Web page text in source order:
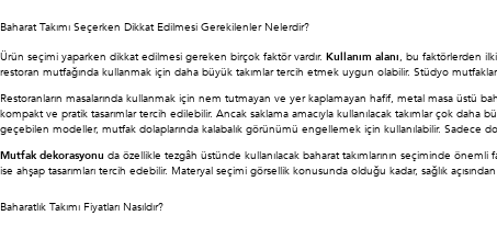
Baharat Takımı Seçerken Dikkat Edilmesi Gerekilenler Nelerdir?
Ürün seçimi yaparken dikkat edilmesi gereken birçok faktör vardır. Kullanım alanı, bu faktörlerden
restoran mutfağında kullanmak için daha büyük takımlar tercih etmek uygun olabilir. Stüdyo
Restoranların masalarında kullanmak için nem tutmayan ve yer kaplamayan hafif, metal masa üstü
kompakt ve pratik tasarımlar tercih edilebilir. Ancak saklama amacıyla kullanılacak takımlar çok daha
geçebilen modeller, mutfak dolaplarında kalabalık görünümü engellemek için kullanılabilir. Sadece
Mutfak dekorasyonu da özellikle tezgâh üstünde kullanılacak baharat takımlarının seçiminde
ise ahşap tasarımları tercih edebilir. Materyal seçimi görsellik konusunda olduğu kadar, sağlık
Baharatlık Takımı Fiyatları Nasıldır?